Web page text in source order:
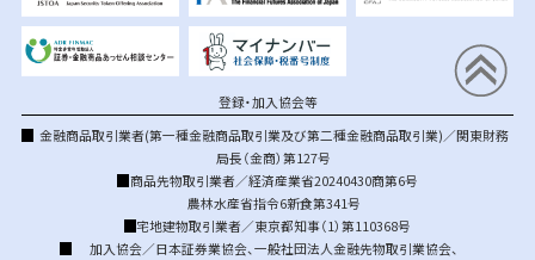
登録・加入協会等
金融商品取引業者(第一種金融商品取引業及び第二種金融商品取引業)／関東財務
局長（金商）第127号
商品先物取引業者／経済産業省20240430商第6号
農林水産省指令6新食第341号
宅地建物取引業者／東京都知事（1）第110368号
加入協会／日本証券業協会、 一般社団法人金融先物取引業協会、